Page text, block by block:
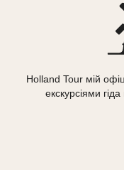
Holland Tour мій
екскурсіями